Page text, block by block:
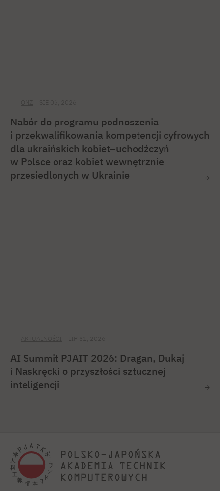
Nabór do programu podnoszenia
i przekwalifikowania kompetencji cyfrowych
dla ukraińskich kobiet–uchodźczyń
w Polsce oraz kobiet wewnętrznie
przesiedlonych w Ukrainie
AI Summit PJAIT 2026: Dragan, Dukaj
i Naskręcki o przyszłości sztucznej
inteligencji